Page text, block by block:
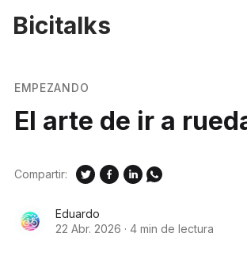
Bicitalks
EMPEZANDO
El arte de ir a
Eduardo
22 Abr. 2026 · 4 min de lectura
Compartir: